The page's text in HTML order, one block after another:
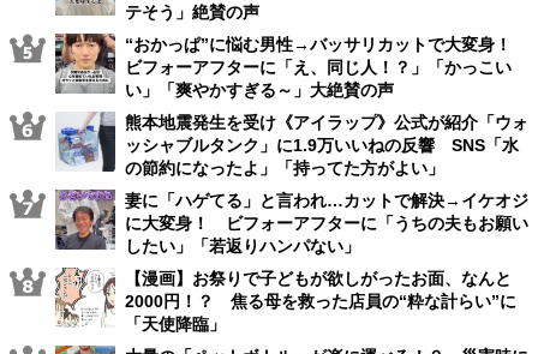
テそう」絶賛の声
“おかっぱ”に悩む男性→バッサリカットで大変身！
ビフォーアフターに「え、同じ人！？」「かっこい
い」「爽やかすぎる～」大絶賛の声
熊本地震発生を受け《アイラップ》公式が紹介「ウォ
ッシャブルタンク」に1.9万いいねの反響 SNS「水
の節約になったよ」「持ってた方がよい」
妻に「ハゲてる」と言われ…カットで解決→イケオジ
に大変身！ ビフォーアフターに「うちの夫もお願い
したい」「若返りハンパない」
【漫画】お祭りで子どもが欲しがったお面、なんと
2000円！？ 焦る母を救った店員の“粋な計らい”に
「天使降臨」